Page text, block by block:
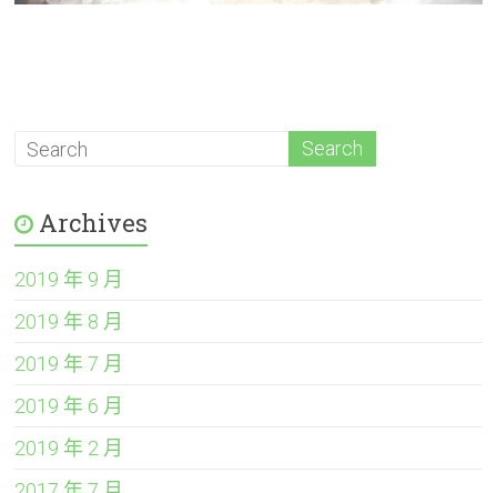
Archives
2019 年 9 月
2019 年 8 月
2019 年 7 月
2019 年 6 月
2019 年 2 月